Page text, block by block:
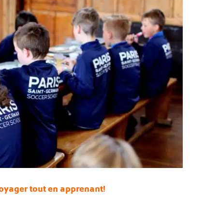
tout en apprenant!